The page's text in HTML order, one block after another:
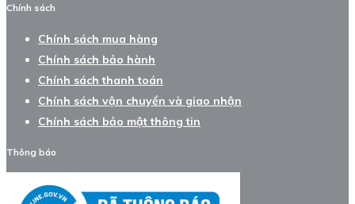
Chính sách
Chính sách mua hàng
Chính sách bảo hành
Chính sách thanh toán
Chính sách vận chuyển và giao nhận
Chính sách bảo mật thông tin
Thông báo